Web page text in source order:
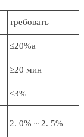
требовать
≤20%а
≥20 мин
≤3%
2. 0% ~ 2. 5%